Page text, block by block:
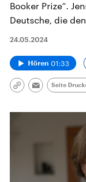
Booker Prize“.
Deutsche, die
24.05.2024
Hören 01:33
Link
Email
Seite